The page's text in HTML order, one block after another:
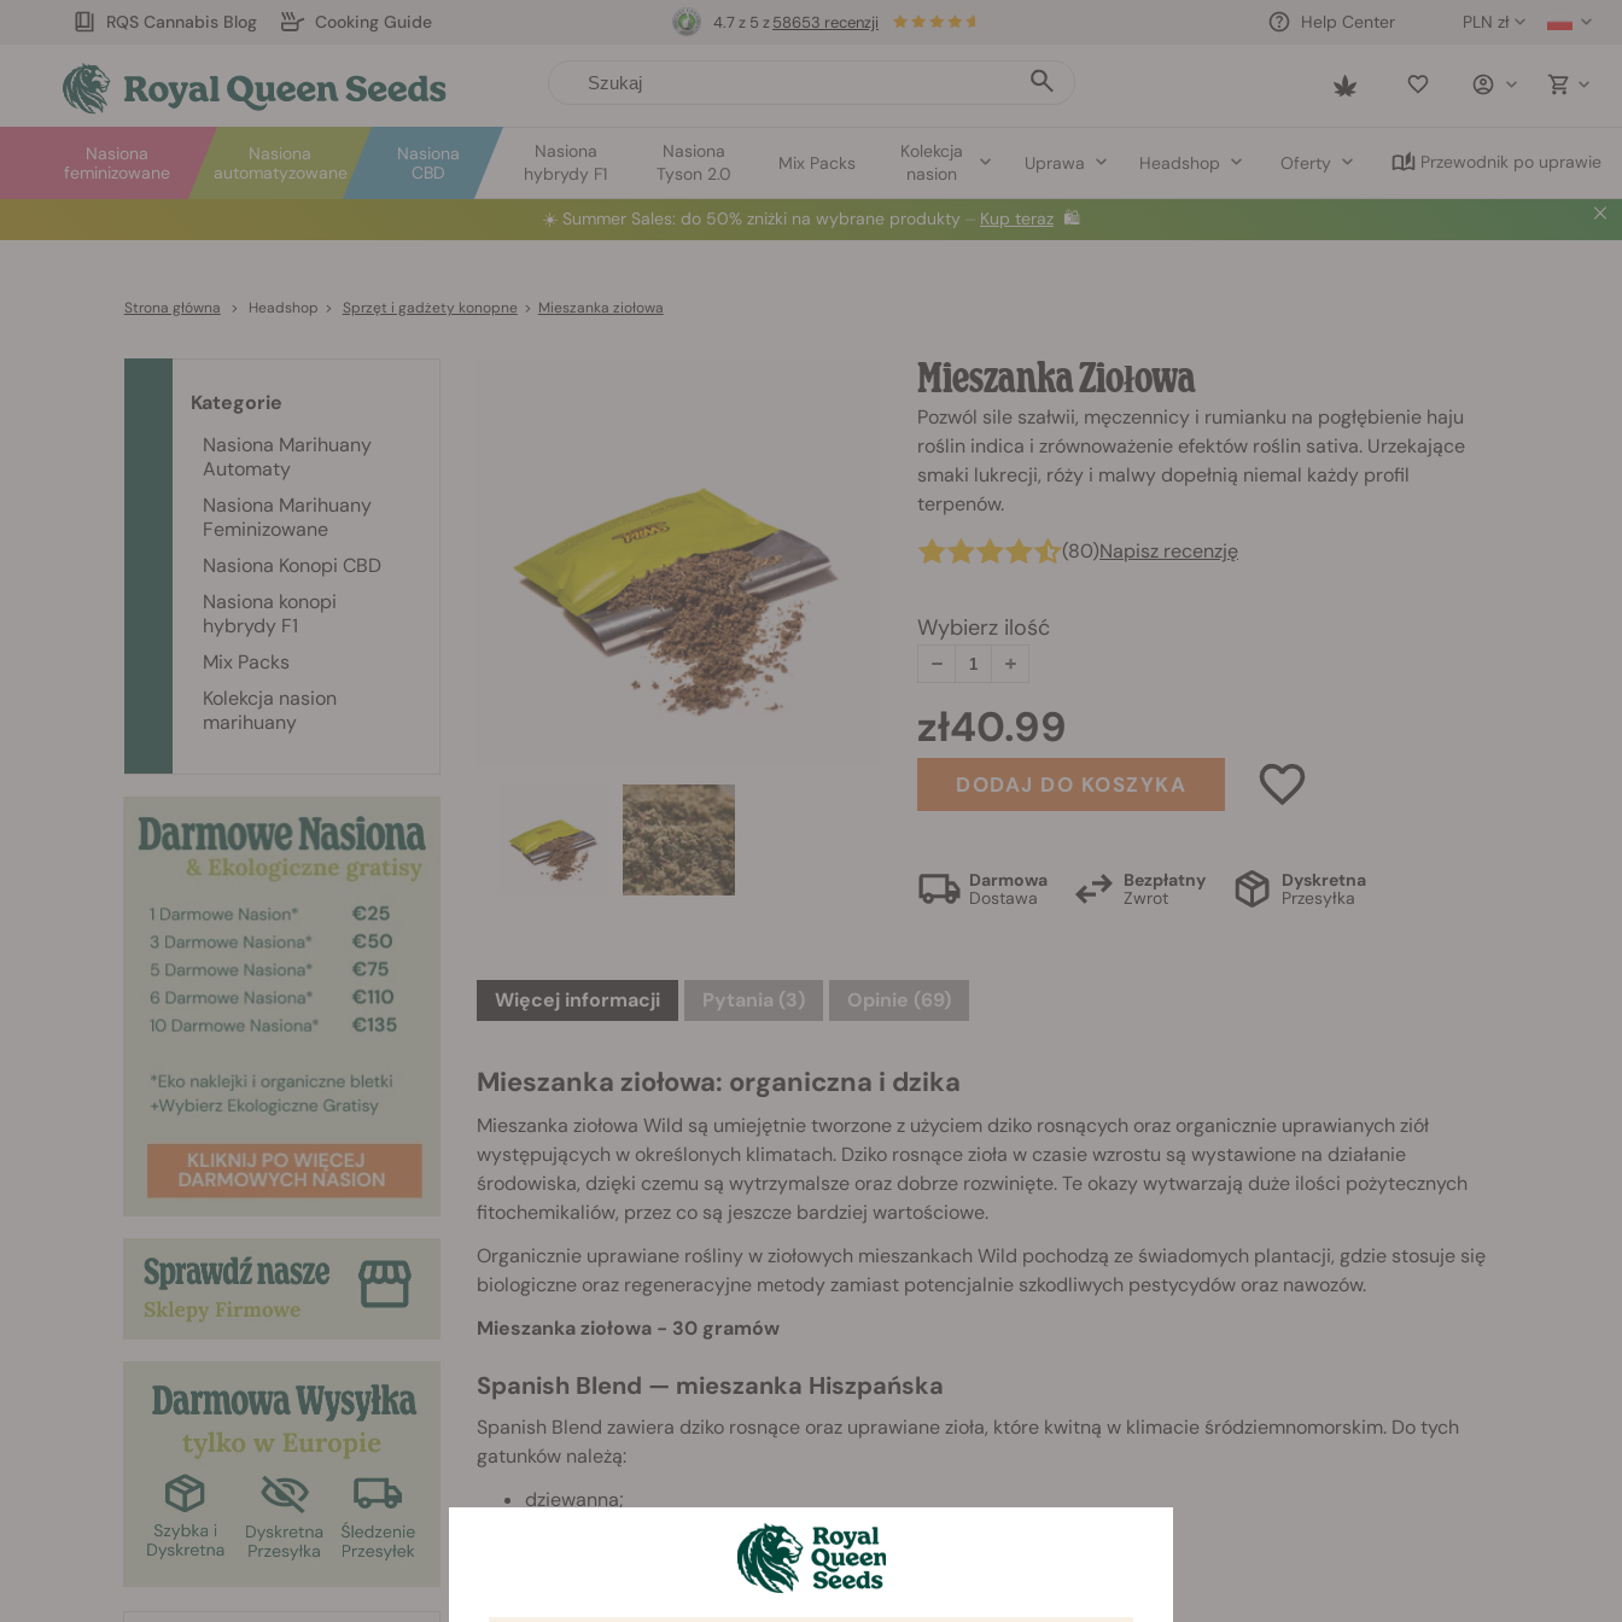
RQS Cannabis Blog Cooking Guide PLN zł
Help Center
Saved
Nasiona
automatyzowane
Nasiona
feminizowane
Nasiona
CBD
Nasiona
hybrydy F1
Nasiona
Tyson 2.0
Mix Packs
Kolekcja
nasion
Uprawa Headshop Oferty Przewodnik po uprawie
4.7 z 5 z58653 recenzji
☀️ Summer Sales: do 50% zniżki na wybrane produkty ⏤ Kup teraz 🛍️
Strona główna > Headshop > Sprzęt i gadżety konopne > Mieszanka ziołowa
Mieszanka Ziołowa
Pozwól sile szałwii, męczennicy i rumianku na pogłębienie haju
roślin indica i zrównoważenie efektów roślin sativa. Urzekające
smaki lukrecji, róży i malwy dopełnią niemal każdy profil
terpenów.
(80)Napisz recenzję
Wybierz ilość
zł40.99
DODAJ DO KOSZYKA
Darmowa
Dostawa
Bezpłatny
Zwrot
Dyskretna
Przesyłka
Więcej informacji Pytania (3) Opinie (69)
Mieszanka ziołowa: organiczna i dzika
Mieszanka ziołowa Wild są umiejętnie tworzone z użyciem dziko rosnących oraz organicznie uprawianych ziół
występujących w określonych klimatach. Dziko rosnące zioła w czasie wzrostu są wystawione na działanie
środowiska, dzięki czemu są wytrzymalsze oraz dobrze rozwinięte. Te okazy wytwarzają duże ilości pożytecznych
fitochemikaliów, przez co są jeszcze bardziej wartościowe.
Organicznie uprawiane rośliny w ziołowych mieszankach Wild pochodzą ze świadomych plantacji, gdzie stosuje się
biologiczne oraz regeneracyjne metody zamiast potencjalnie szkodliwych pestycydów oraz nawozów.
Mieszanka ziołowa - 30 gramów
Spanish Blend — mieszanka Hiszpańska
Spanish Blend zawiera dziko rosnące oraz uprawiane zioła, które kwitną w klimacie śródziemnomorskim. Do tych
gatunków należą:
dziewanna;
lukrecja;
Kategorie
Nasiona Marihuany
Automaty
Nasiona Marihuany
Feminizowane
Nasiona Konopi CBD
Nasiona konopi
hybrydy F1
Mix Packs
Kolekcja nasion
marihuany